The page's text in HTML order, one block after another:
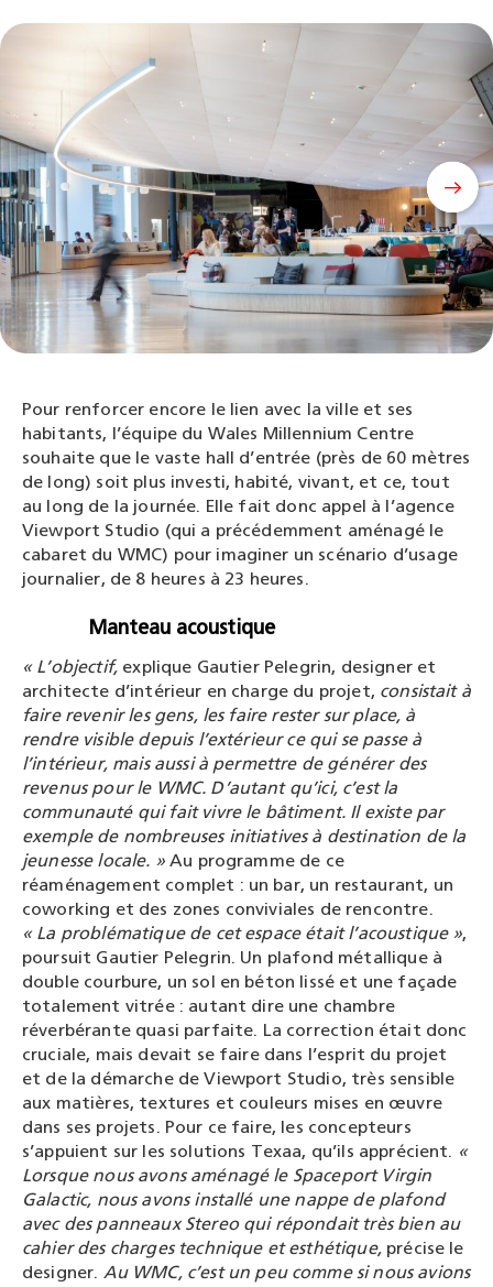
Pour renforcer encore le lien avec la ville et ses
habitants, l’équipe du Wales Millennium Centre
souhaite que le vaste hall d’entrée (près de 60 mètres
de long) soit plus investi, habité, vivant, et ce, tout
au long de la journée. Elle fait donc appel à l’agence
Viewport Studio (qui a précédemment aménagé le
cabaret du WMC) pour imaginer un scénario d’usage
journalier, de 8 heures à 23 heures.
Manteau acoustique
« L’objectif, explique Gautier Pelegrin, designer et
architecte d’intérieur en charge du projet, consistait à
faire revenir les gens, les faire rester sur place, à
rendre visible depuis l’extérieur ce qui se passe à
l’intérieur, mais aussi à permettre de générer des
revenus pour le WMC. D’autant qu’ici, c’est la
communauté qui fait vivre le bâtiment. Il existe par
exemple de nombreuses initiatives à destination de la
jeunesse locale. »Au programme de ce
réaménagement complet : un bar, un restaurant, un
coworking et des zones conviviales de rencontre.
« La problématique de cet espace était l’acoustique »,
poursuit Gautier Pelegrin. Un plafond métallique à
double courbure, un sol en béton lissé et une façade
totalement vitrée : autant dire une chambre
réverbérante quasi parfaite. La correction était donc
cruciale, mais devait se faire dans l’esprit du projet
et de la démarche de Viewport Studio, très sensible
aux matières, textures et couleurs mises en œuvre
dans ses projets. Pour ce faire, les concepteurs
s’appuient sur les solutions Texaa, qu’ils apprécient. «
Lorsque nous avons aménagé le Spaceport Virgin
Galactic, nous avons installé une nappe de plafond
avec des panneaux Stereo qui répondait très bien au
cahier des charges technique et esthétique, précise le
designer. Au WMC, c’est un peu comme si nous avions